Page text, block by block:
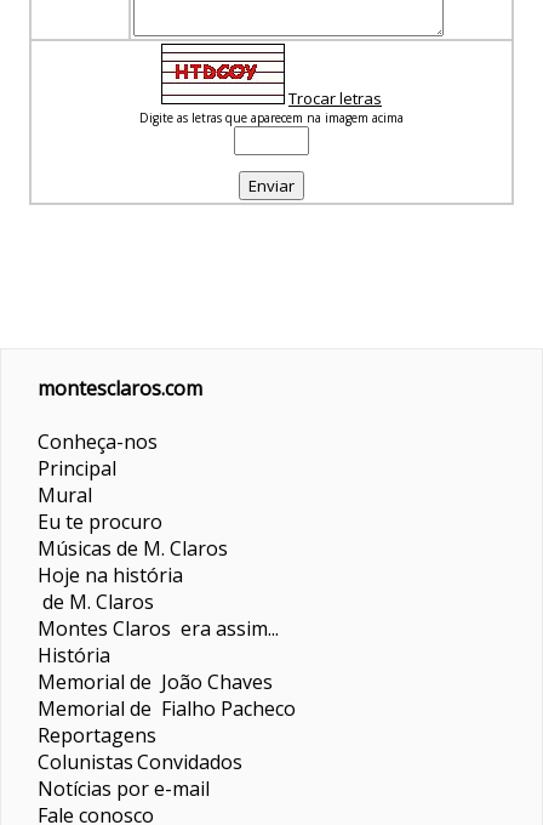
Trocar letras
Digite as letras que aparecem na imagem acima
montesclaros.com
Conheça-nos
Principal
Mural
Eu te procuro
Músicas de M. Claros
Hoje na história
de M. Claros
Montes Claros era assim...
História
Memorial de João Chaves
Memorial de Fialho Pacheco
Reportagens
ColunistasConvidados
Notícias por e-mail
Fale conosco